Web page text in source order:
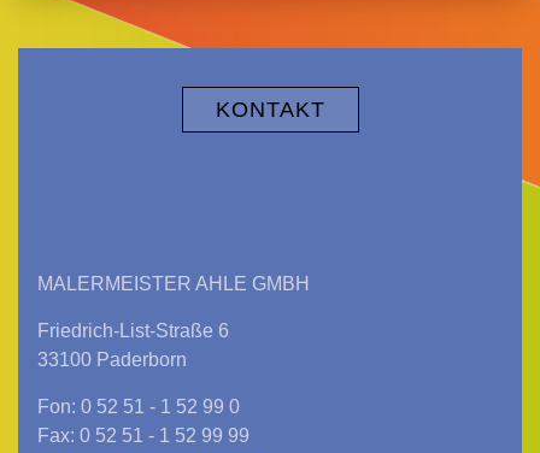
KONTAKT
MALERMEISTER AHLE GMBH
Friedrich-List-Straße 6
33100 Paderborn
Fon: 0 52 51 - 1 52 99 0
Fax: 0 52 51 - 1 52 99 99